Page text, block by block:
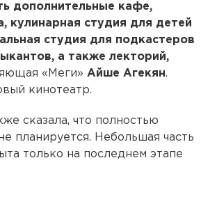
дополнительные кафе,
кулинарная студия для детей
студия для подкастеров
а также лекторий,
«Меги» Айше Агекян.
кинотеатр.
сказала, что полностью
планируется. Небольшая часть
только на последнем этапе